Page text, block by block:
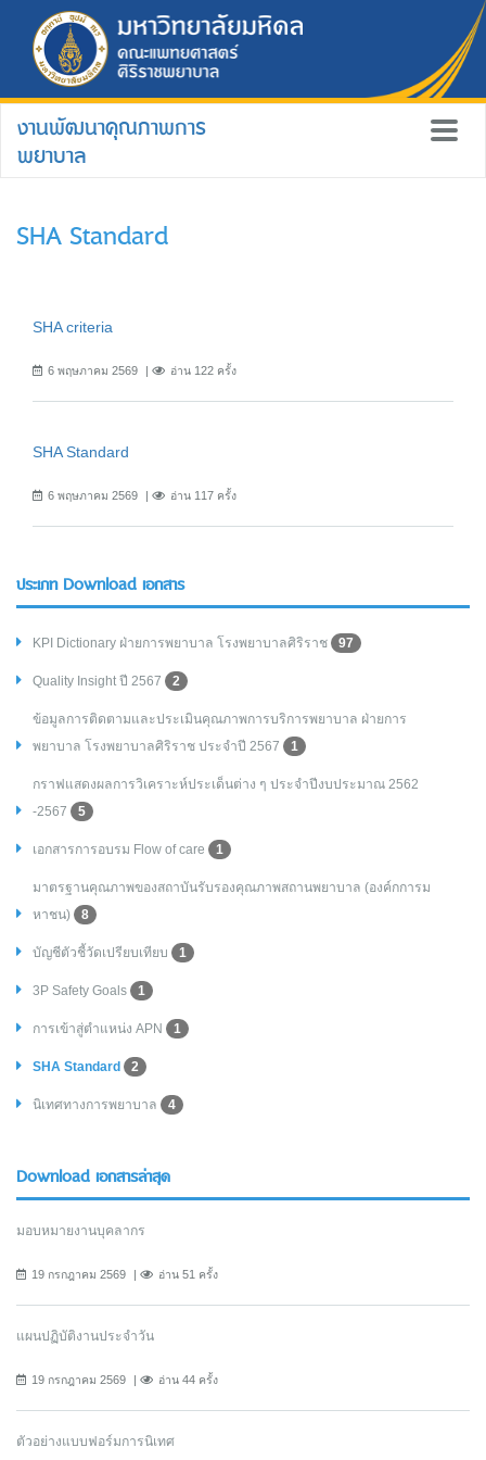
งานพัฒนาคุณภาพการ
พยาบาล
SHA Standard
SHA criteria
6 พฤษภาคม 2569 อ่าน 122 ครั้ง
SHA Standard
6 พฤษภาคม 2569 อ่าน 117 ครั้ง
ประเภท Download เอกสาร
KPI Dictionary ฝ่ายการพยาบาล โรงพยาบาลศิริราช 97
Quality Insight ปี 2567 2
ข้อมูลการติดตามและประเมินคุณภาพการบริการพยาบาล ฝ่ายการ
พยาบาล โรงพยาบาลศิริราช ประจำปี 2567
1
กราฟแสดงผลการวิเคราะห์ประเด็นต่าง ๆ ประจำปีงบประมาณ 2562
-2567
5
เอกสารการอบรม Flow of care 1
มาตรฐานคุณภาพของสถาบันรับรองคุณภาพสถานพยาบาล (องค์กการม
หาชน)
8
บัญชีตัวชี้วัดเปรียบเทียบ 1
3P Safety Goals 1
การเข้าสู่ตำแหน่ง APN 1
SHA Standard 2
นิเทศทางการพยาบาล 4
Download เอกสารล่าสุด
มอบหมายงานบุคลากร
19 กรกฎาคม 2569 อ่าน 51 ครั้ง
แผนปฏิบัติงานประจำวัน
19 กรกฎาคม 2569 อ่าน 44 ครั้ง
ตัวอย่างแบบฟอร์มการนิเทศ